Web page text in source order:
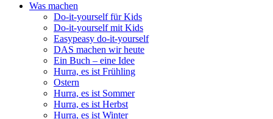
Was machen
Do-it-yourself für Kids
Do-it-yourself mit Kids
Easypeasy do-it-yourself
DAS machen wir heute
Ein Buch – eine Idee
Hurra, es ist Frühling
Ostern
Hurra, es ist Sommer
Hurra, es ist Herbst
Hurra, es ist Winter